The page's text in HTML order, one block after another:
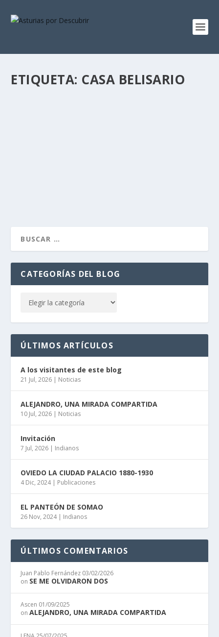
ETIQUETA: CASA BELISARIO
CATEGORÍAS DEL BLOG
ÚLTIMOS ARTÍCULOS
A los visitantes de este blog
21 Jul, 2026 | Noticias
ALEJANDRO, UNA MIRADA COMPARTIDA
10 Jul, 2026 | Noticias
Invitación
7 Jul, 2026 | Indianos
OVIEDO LA CIUDAD PALACIO 1880-1930
4 Dic, 2024| Publicaciones
EL PANTEÓN DE SOMAO
26 Nov, 2024| Indianos
ÚLTIMOS COMENTARIOS
Juan Pablo Fernández 03/02/2026
on SE ME OLVIDARON DOS
Ascen 01/09/2025
onALEJANDRO, UNA MIRADA COMPARTIDA